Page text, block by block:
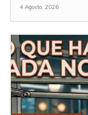
4 Agosto, 2026